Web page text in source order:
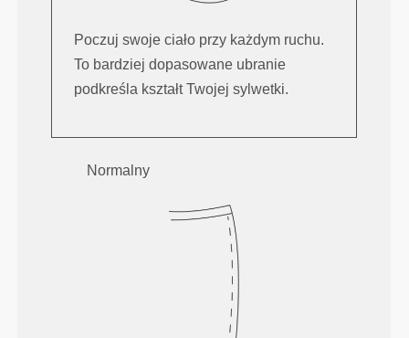
Poczuj swoje ciało przy każdym ruchu.
To bardziej dopasowane ubranie
podkreśla kształt Twojej sylwetki.
Normalny